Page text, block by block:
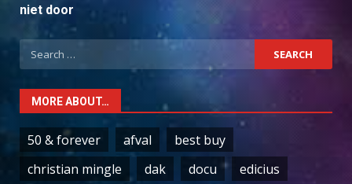
niet door
Search
for:
MORE ABOUT…
50 & forever afval
best buy
christian mingle
dak docu
edicius